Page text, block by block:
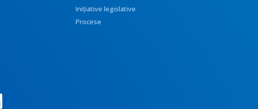
Inițiative legislative
Procese